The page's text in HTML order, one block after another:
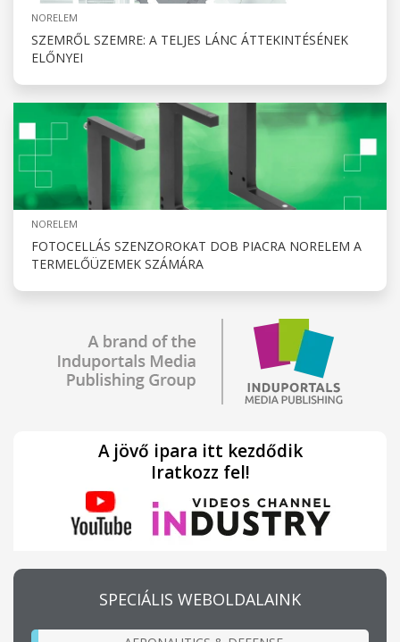
NORELEM
SZEMRŐL SZEMRE: A TELJES LÁNC ÁTTEKINTÉSÉNEK
ELŐNYEI
NORELEM
FOTOCELLÁS SZENZOROKAT DOB PIACRA NORELEM A
TERMELŐÜZEMEK SZÁMÁRA
A jövő ipara itt kezdődik
Iratkozz fel!
SPECIÁLIS WEBOLDALAINK